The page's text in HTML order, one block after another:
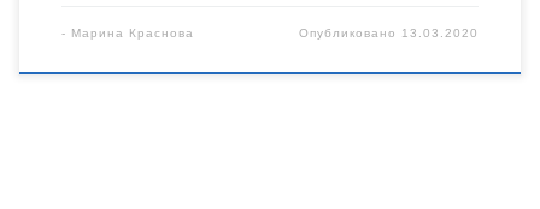
- Марина Краснова Опубликовано 13.03.2020